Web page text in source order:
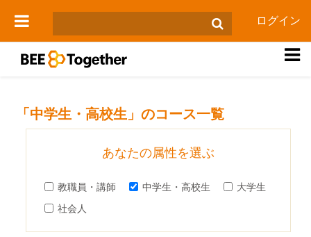
サイドパネル
ログイン
「中学生・高校生」のコース一覧
あなたの属性を選ぶ
教職員・講師 中学生・高校生
大学生
社会人